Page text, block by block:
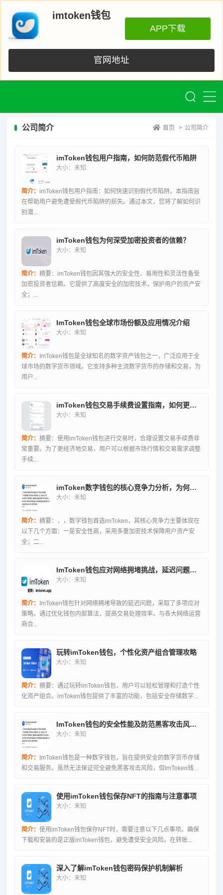
imtoken钱包
APP下载
官网地址
公司简介 首页 > 公司简介
imToken钱包用户指南，如何防范假代币陷阱
大小：未知
简介： imToken钱包用户指南：如何快速识别假代币陷阱。本指南旨
在帮助用户避免遭受假代币陷阱的损失。通过本文，您将了解如何识
别潜...
imToken钱包为何深受加密投资者的信赖？
大小：未知
简介： 摘要：imToken钱包因其强大的安全性、易用性和灵活性备受
加密投资者信赖。它提供了高度安全的加密技术，保护用户的资产安
全；...
ImToken钱包全球市场份额及应用情况介绍
大小：未知
简介： ImToken钱包是全球知名的数字资产钱包之一，广泛应用于全
球市场的数字货币领域。它支持多种主流数字货币的存储和交易，为
用户...
imToken钱包交易手续费设置指南，如何更合理地设置手续费？
大小：未知
简介： 摘要：使用imToken钱包进行交易时，合理设置交易手续费非
常重要。为了更经济地交易，用户可以根据市场行情和交易需求调整
手续...
imToken数字钱包的核心竞争力分析，为何成为首选之选？
大小：未知
简介： 摘要：，，数字钱包首选imToken，其核心竞争力主要体现在
以下几个方面：一是安全性高，采用多重加密技术保障用户资产安
全；二...
ImToken钱包应对网络拥堵挑战，延迟问题的应对策略
大小：未知
简介： ImToken钱包针对网络拥堵导致的延迟问题，采取了多项应对
策略。通过优化钱包内部算法，提高交易处理效率。与各大网络运营
商合...
玩转imToken钱包，个性化资产组合管理攻略
大小：未知
简介： 摘要：通过玩转imToken钱包，用户可以轻松管理和打造个性
化资产组合。imToken钱包提供了丰富的功能，包括安全存储数字...
ImToken钱包的安全性能及防范黑客攻击风险探讨
大小：未知
简介： ImToken钱包是一种数字钱包，旨在提供安全的数字货币存储
和交易服务。虽然无法保证完全避免黑客攻击风险，但ImToken钱...
使用imToken钱包保存NFT的指南与注意事项
大小：未知
简介： 使用imToken钱包保存NFT时，需要注意以下几点事项。确保
下载和安装的是正版imToken钱包，避免遭受安全风险。在转账...
深入了解imToken钱包密码保护机制解析
大小：未知